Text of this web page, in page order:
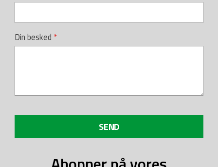
Din besked
SEND